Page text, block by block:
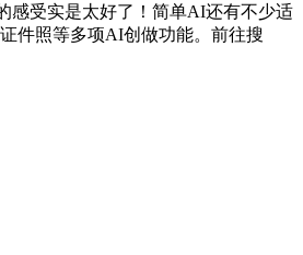
感受实是太好了！简单AI还有不少适
件照等多项AI创做功能。前往搜